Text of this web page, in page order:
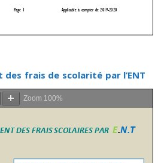
frais de scolarité par l’ENT
Zoom 100%